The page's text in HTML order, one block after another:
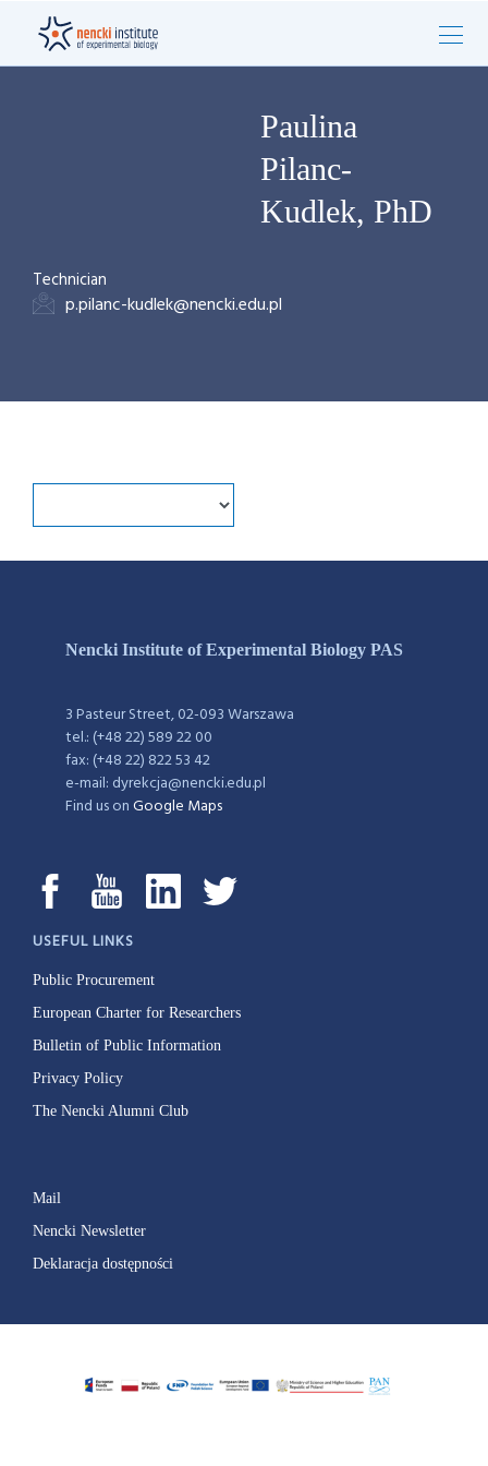
Paulina
Pilanc-
Kudlek, PhD
Technician
p.pilanc-kudlek@nencki.edu.pl
Nencki Institute of Experimental Biology PAS
3 Pasteur Street, 02-093 Warszawa
tel.: (+48 22) 589 22 00
fax: (+48 22) 822 53 42
e-mail: dyrekcja@nencki.edu.pl
Find us onGoogle Maps
USEFUL LINKS
Public Procurement
European Charter for Researchers
Bulletin of Public Information
Privacy Policy
The Nencki Alumni Club
Mail
Nencki Newsletter
Deklaracja dostępności